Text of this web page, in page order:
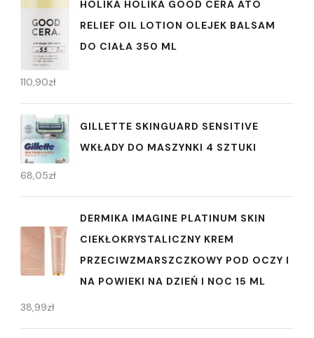
HOLIKA HOLIKA GOOD CERA ATO
RELIEF OIL LOTION OLEJEK BALSAM
DO CIAŁA 350 ML
110,90zł
GILLETTE SKINGUARD SENSITIVE
WKŁADY DO MASZYNKI 4 SZTUKI
68,05zł
DERMIKA IMAGINE PLATINUM SKIN
CIEKŁOKRYSTALICZNY KREM
PRZECIWZMARSZCZKOWY POD OCZY I
NA POWIEKI NA DZIEŃ I NOC 15 ML
38,99zł